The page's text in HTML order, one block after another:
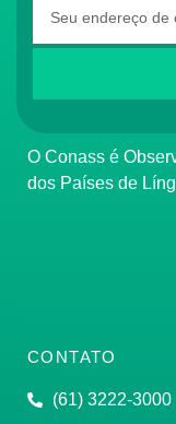
O Conass é
dos Países de
CONTATO
(61) 3222-3000